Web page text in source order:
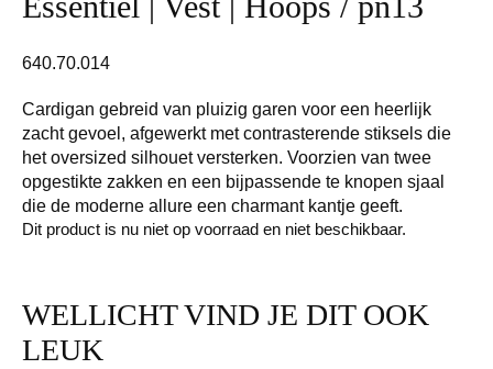
640.70.014
Cardigan gebreid van pluizig garen voor een heerlijk
zacht gevoel, afgewerkt met contrasterende stiksels die
het oversized silhouet versterken. Voorzien van twee
opgestikte zakken en een bijpassende te knopen sjaal
die de moderne allure een charmant kantje geeft.
Dit product is nu niet op voorraad en niet beschikbaar.
WELLICHT VIND JE DIT OOK
LEUK